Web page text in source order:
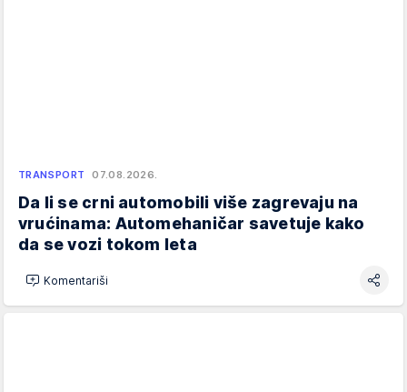
TRANSPORT 07.08.2026.
Da li se crni automobili više zagrevaju na
vrućinama: Automehaničar savetuje kako
da se vozi tokom leta
Komentariši